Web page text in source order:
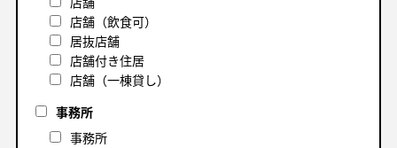
店舗（飲食可）
居抜店舗
店舗付き住居
店舗（一棟貸し）
事務所
事務所